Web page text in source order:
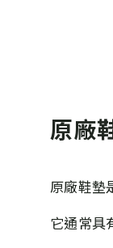
原廠
原廠鞋墊
它通常具